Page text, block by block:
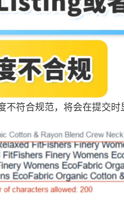
不符合规范，将会在提交